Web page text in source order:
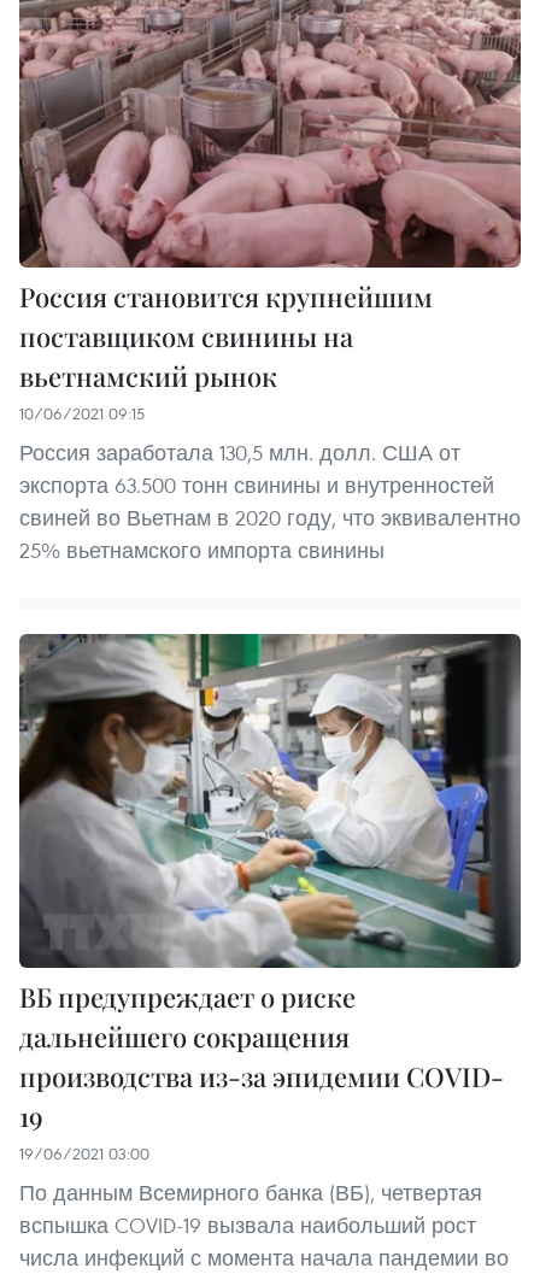
Россия становится крупнейшим
поставщиком свинины на
вьетнамский рынок
10/06/2021 09:15
Россия заработала 130,5 млн. долл. США от
экспорта 63.500 тонн свинины и внутренностей
свиней во Вьетнам в 2020 году, что эквивалентно
25% вьетнамского импорта свинины
ВБ предупреждает о риске
дальнейшего сокращения
производства из-за эпидемии COVID-
19
19/06/2021 03:00
По данным Всемирного банка (ВБ), четвертая
вспышка COVID-19 вызвала наибольший рост
числа инфекций с момента начала пандемии во